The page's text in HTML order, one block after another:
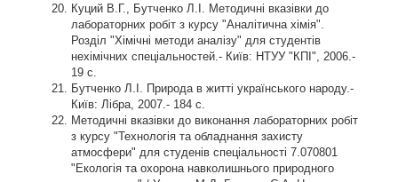
Куций В.Г., Бутченко Л.І. Методичні вказівки до
лабораторних робіт з курсу "Аналітична хімія".
Розділ "Хімічні методи аналізу" для студентів
нехімічних спеціальностей.- Київ: НТУУ "КПІ", 2006.-
19 с.
Бутченко Л.І. Природа в житті українського народу.-
Київ: Лібра, 2007.- 184 с.
Методичні вказівки до виконання лабораторних робіт
з курсу "Технологія та обладнання захисту
атмосфери" для студенів спеціальності 7.070801
"Екологія та охорона навколишнього природного